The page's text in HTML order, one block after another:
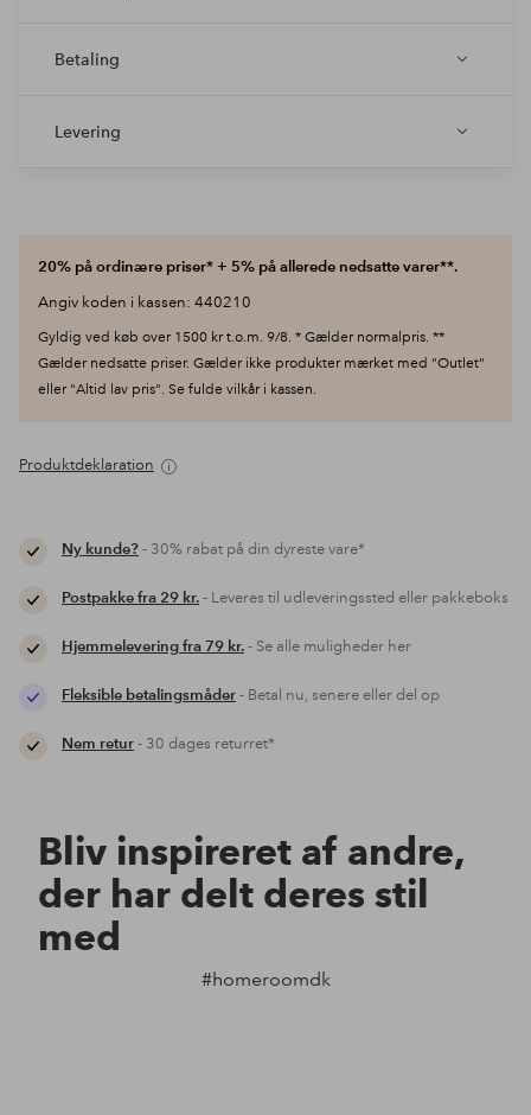
Betaling
Levering
20% på ordinære priser* + 5% på allerede nedsatte varer**.
Angiv koden i kassen: 440210
Gyldig ved køb over 1500 kr t.o.m. 9/8. * Gælder normalpris. **
Gælder nedsatte priser. Gælder ikke produkter mærket med "Outlet"
eller "Altid lav pris". Se fulde vilkår i kassen.
Produktdeklaration
Ny kunde?- 30% rabat på din dyreste vare*
Postpakke fra 29 kr.- Leveres til udleveringssted eller pakkeboks
Hjemmelevering fra 79 kr.- Se alle muligheder her
Fleksible betalingsmåder- Betal nu, senere eller del op
Nem retur- 30 dages returret*
Bliv inspireret af andre,
der har delt deres stil
med
#homeroomdk